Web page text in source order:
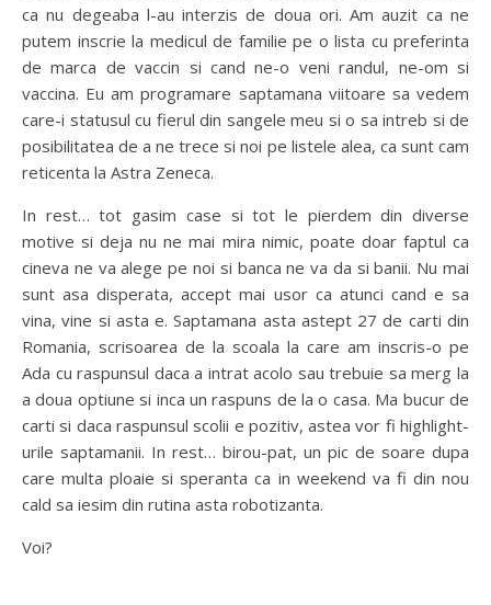
ca nu degeaba l-au interzis de doua ori. Am auzit ca ne
putem inscrie la medicul de familie pe o lista cu preferinta
de marca de vaccin si cand ne-o veni randul, ne-om si
vaccina. Eu am programare saptamana viitoare sa vedem
care-i statusul cu fierul din sangele meu si o sa intreb si de
posibilitatea de a ne trece si noi pe listele alea, ca sunt cam
reticenta la Astra Zeneca.
In rest… tot gasim case si tot le pierdem din diverse
motive si deja nu ne mai mira nimic, poate doar faptul ca
cineva ne va alege pe noi si banca ne va da si banii. Nu mai
sunt asa disperata, accept mai usor ca atunci cand e sa
vina, vine si asta e. Saptamana asta astept 27 de carti din
Romania, scrisoarea de la scoala la care am inscris-o pe
Ada cu raspunsul daca a intrat acolo sau trebuie sa merg la
a doua optiune si inca un raspuns de la o casa. Ma bucur de
carti si daca raspunsul scolii e pozitiv, astea vor fi highlight-
urile saptamanii. In rest… birou-pat, un pic de soare dupa
care multa ploaie si speranta ca in weekend va fi din nou
cald sa iesim din rutina asta robotizanta.
Voi?